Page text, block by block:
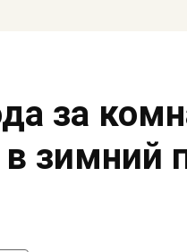
за
зимний